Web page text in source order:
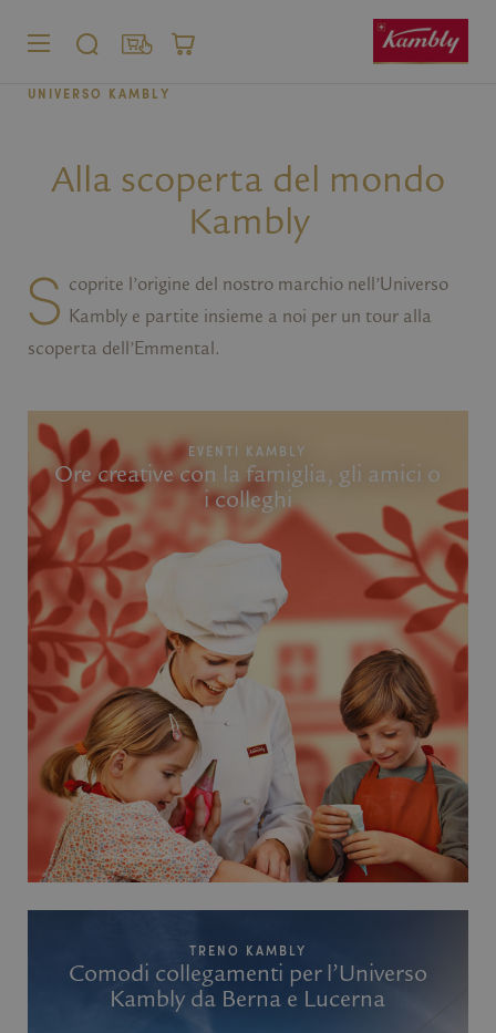
MENU CERCARE
SHOP
Cliente privato
CARRELLO
UNIVERSO KAMBLY
Alla scoperta del mondo
Kambly
S coprite l’origine del nostro marchio nell’Universo
Kambly e partite insieme a noi per un tour alla
scoperta dell’Emmental.
EVENTI KAMBLY
Ore creative con la famiglia, gli amici o
i colleghi
TRENO KAMBLY
Comodi collegamenti per l’Universo
Kambly da Berna e Lucerna